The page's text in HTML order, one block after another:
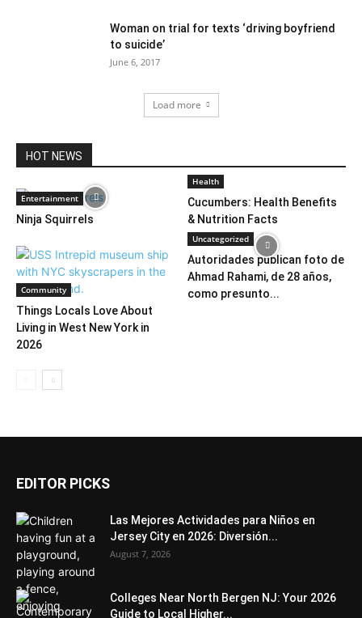
Woman on trial for texts ‘driving boyfriend
to suicide’
June 6, 2017
Load more
HOT NEWS
Entertainment
Ninja Squirrels
Health
Cucumbers: Health Benefits
& Nutrition Facts
Community
Things Locals Love About
Living in West New York in
2026
Uncategorized
Autoridades publican foto de
Ahmad Rahami, de 28 años,
como presunto...
EDITOR PICKS
Las Mejores Actividades para Niños en
Jersey City en 2026: Diversión...
August 7, 2026
Colleges Near North Bergen NJ: Your 2026
Guide to Local Higher...